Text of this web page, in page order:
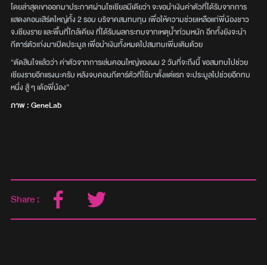
โดยล่าสุดเขาออกมาประกาศผ่านโซเชียลมีเดียว่า จะขอนำเงินค่าตัวที่ได้รับจากการ
แสดงคอนเสิร์ตใหญ่ทั้ง 2 รอบ บริจาคสมทบทุน เพื่อให้ความช่วยเหลือแก่พี่น้องชาว
จ.เชียงราย และพื้นที่ใกล้เคียง ที่ได้รับผลกระทบจากเหตุน้ำท่วมหนัก อีกทั้งยังจะนำ
กีตาร์ตัวเก่งมาเปิดประมูล เพื่อนำเงินทั้งหมดไปสมทบเพิ่มเติมด้วย
“ตัดสินใจแล้วว่า ค่าตัวจากการเล่นคอนใหญ่ของผม 2 วันที่จะถึงนี้ ขอสมทบไปช่วย
เชียงรายอีกแรงนะครับ หลังจบคอนกีตาร์ตัวที่ใช้มาตั้งแต่แรก จะประมูลไปช่วยอีกทบ
หนึ่ง สู้ ๆ เด้อพี่น้อง”
ภาพ : GeneLab
Share :